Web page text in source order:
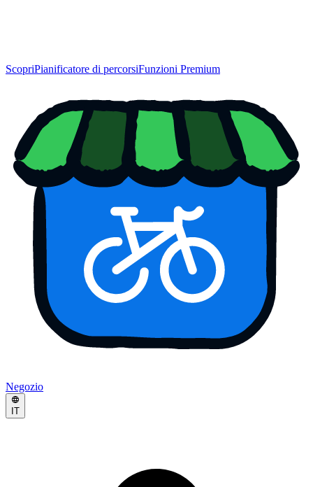
ScopriPianificatore di percorsiFunzioni Premium
Negozio
IT